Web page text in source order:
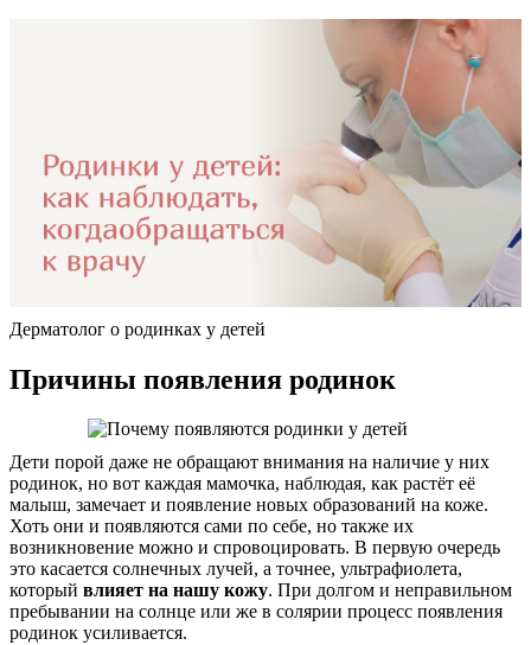
Дерматолог о родинках у детей
Причины появления родинок
Дети порой даже не обращают внимания на наличие у них
родинок, но вот каждая мамочка, наблюдая, как растёт её
малыш, замечает и появление новых образований на коже.
Хоть они и появляются сами по себе, но также их
возникновение можно и спровоцировать. В первую очередь
это касается солнечных лучей, а точнее, ультрафиолета,
который влияет на нашу кожу. При долгом и неправильном
пребывании на солнце или же в солярии процесс появления
родинок усиливается.